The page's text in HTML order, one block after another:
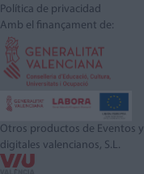
Política de privacidad
Amb el finançament de:
Otros productos de Eventos y
digitales valencianos, S.L.